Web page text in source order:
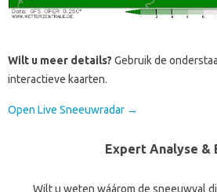
Wilt u meer details? Gebruik de
interactieve kaarten.
Open Live Sneeuwradar →
Expert Analyse &
Wilt u weten wáárom de sneeuwval